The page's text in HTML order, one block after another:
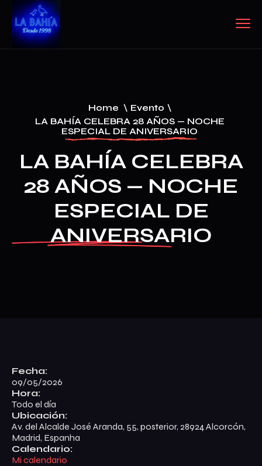
Home \ Evento \
LA BAHÍA CELEBRA 28 AÑOS — NOCHE
ESPECIAL DE ANIVERSARIO
LA BAHÍA CELEBRA
28 AÑOS — NOCHE
ESPECIAL DE
ANIVERSARIO
Fecha:
09/05/2026
Hora:
Todo el día
Ubicación:
Av. del Alcalde José Aranda, 55, posterior, 28924 Alcorcón,
Madrid, Espanha
Calendario:
Mi calendario